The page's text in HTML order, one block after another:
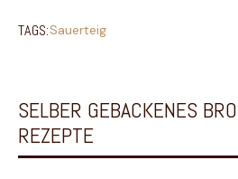
TAGS:Sauerteig
SELBER GEBACKENES
REZEPTE